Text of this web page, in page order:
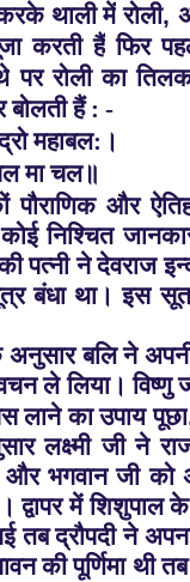
थाली में रोली,
करती हैं फिर
पर रोली का
बोलती हैं : -
महाबल:।
मा चल॥
पौराणिक और
निश्चित
पत्नी ने देवराज
बंधा था। इस
बलि ने
ले लिया। विष्णु
लाने का उपाय पूछा
लक्ष्मी जी ने
और भगवान जी को
द्वापर में
तब द्रौपदी ने
की पूर्णिमा थी